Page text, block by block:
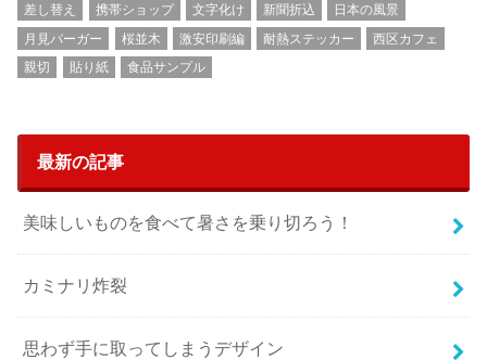
差し替え
携帯ショップ 文字化け 新聞折込
日本の風景
月見バーガー
桜並木 激安印刷編 耐熱ステッカー
西区カフェ
親切
貼り紙 食品サンプル
最新の記事
美味しいものを食べて暑さを乗り切ろう！
カミナリ炸裂
思わず手に取ってしまうデザイン